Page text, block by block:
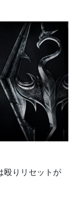
殴りリセットが